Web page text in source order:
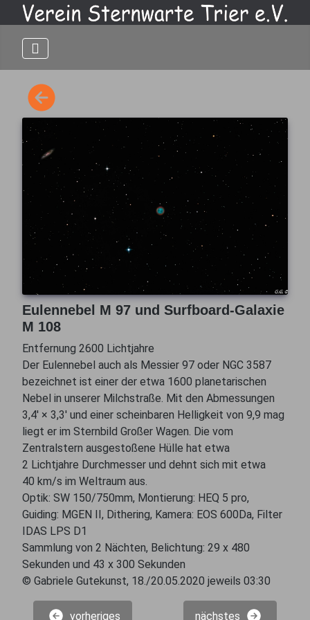
Eulennebel M 97 und Surfboard-Galaxie
M 108
Entfernung 2600 Lichtjahre
Der Eulennebel auch als Messier 97 oder NGC 3587
bezeichnet ist einer der etwa 1600 planetarischen
Nebel in unserer Milchstraße. Mit den Abmessungen
3,4′ × 3,3′ und einer scheinbaren Helligkeit von 9,9 mag
liegt er im Sternbild Großer Wagen. Die vom
Zentralstern ausgestoßene Hülle hat etwa
2 Lichtjahre Durchmesser und dehnt sich mit etwa
40 km/s im Weltraum aus.
Optik: SW 150/750mm, Montierung: HEQ 5 pro,
Guiding: MGEN II, Dithering, Kamera: EOS 600Da, Filter
IDAS LPS D1
Sammlung von 2 Nächten, Belichtung: 29 x 480
Sekunden und 43 x 300 Sekunden
© Gabriele Gutekunst, 18./20.05.2020 jeweils 03:30
vorheriges nächstes